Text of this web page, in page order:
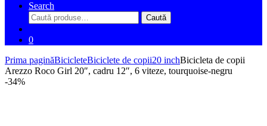
Search
Caută
după:
Caută
0
Prima paginăBicicleteBiciclete de copii20 inchBicicleta de copii
Arezzo Roco Girl 20″, cadru 12″, 6 viteze, tourquoise-negru
-34%